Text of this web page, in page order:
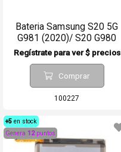
Bateria Samsung S20 5G
G981 (2020)/ S20 G980
Regístrate para ver $ precios
Comprar
100227
+5 en stock
Genera 12puntos